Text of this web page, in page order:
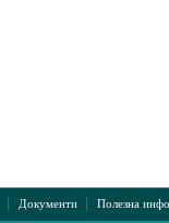
Документи Полезна